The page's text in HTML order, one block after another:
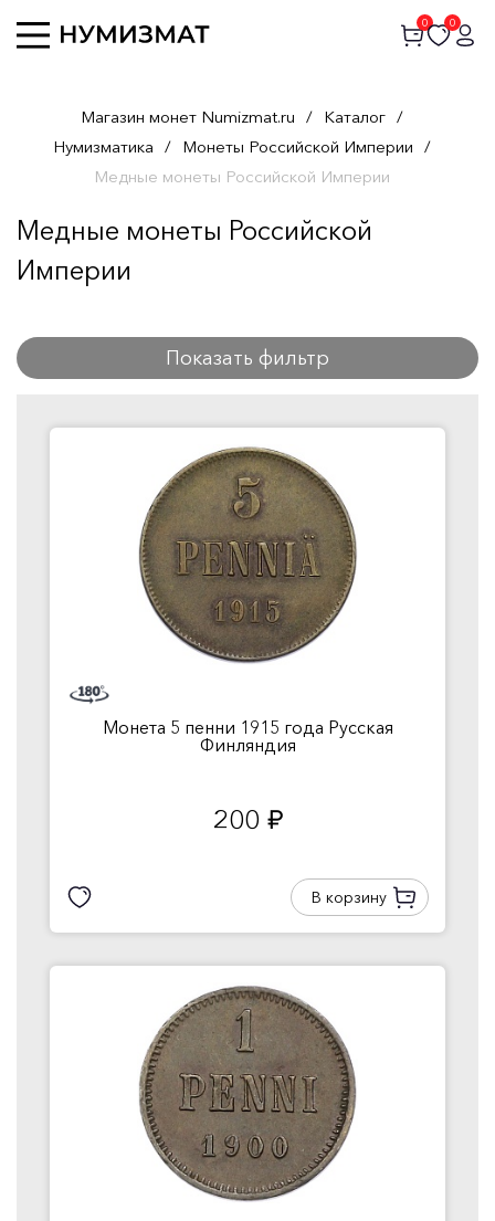
0 0
Магазин монет Numizmat.ru / Каталог /
Нумизматика / Монеты Российской Империи /
Медные монеты Российской Империи
Медные монеты Российской
Империи
Показать фильтр
Монета 5 пенни 1915 года Русская
Финляндия
200 руб.
В корзину